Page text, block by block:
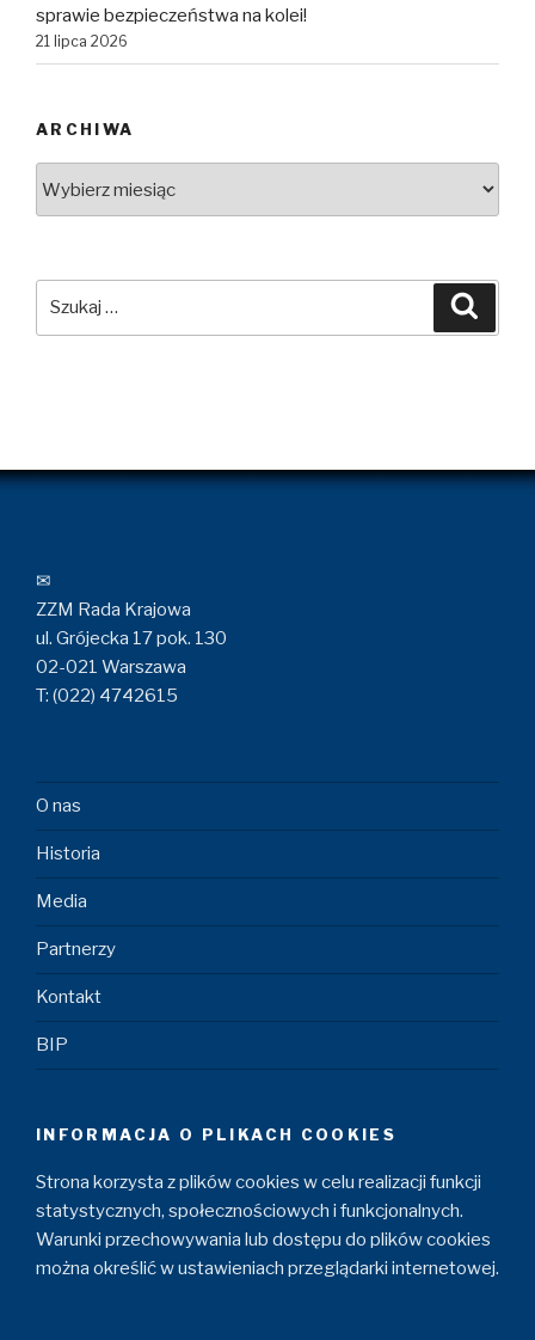
sprawie bezpieczeństwa na kolei!
21 lipca 2026
ARCHIWA
✉
ZZM Rada Krajowa
ul. Grójecka 17 pok. 130
02-021 Warszawa
T: (022) 4742615
O nas
Historia
Media
Partnerzy
Kontakt
BIP
INFORMACJA O PLIKACH COOKIES
Strona korzysta z plików cookies w celu realizacji funkcji
statystycznych, społecznościowych i funkcjonalnych.
Warunki przechowywania lub dostępu do plików cookies
można określić w ustawieniach przeglądarki internetowej.